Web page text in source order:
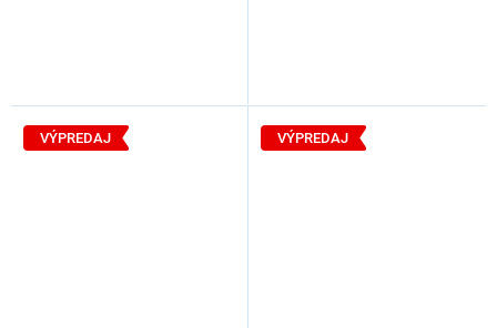
VÝPREDAJ VÝPREDAJ